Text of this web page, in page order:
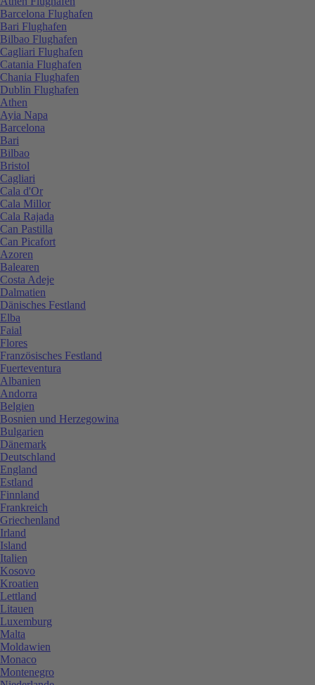
Barcelona Flughafen
Bari Flughafen
Bilbao Flughafen
Cagliari Flughafen
Catania Flughafen
Chania Flughafen
Dublin Flughafen
Athen
Ayia Napa
Barcelona
Bari
Bilbao
Bristol
Cagliari
Cala d'Or
Cala Millor
Cala Rajada
Can Pastilla
Can Picafort
Azoren
Balearen
Costa Adeje
Dalmatien
Dänisches Festland
Elba
Faial
Flores
Französisches Festland
Fuerteventura
Albanien
Andorra
Belgien
Bosnien und Herzegowina
Bulgarien
Dänemark
Deutschland
England
Estland
Finnland
Frankreich
Griechenland
Irland
Island
Italien
Kosovo
Kroatien
Lettland
Litauen
Luxemburg
Malta
Moldawien
Monaco
Montenegro